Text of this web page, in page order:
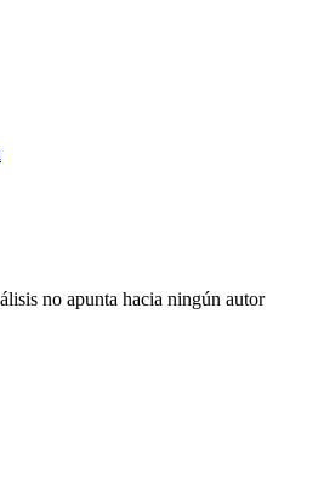
no apunta hacia ningún autor